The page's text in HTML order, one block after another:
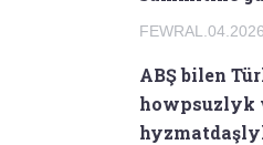
FEWRAL.04.2026
ABŞ bilen
howpsuzlyk